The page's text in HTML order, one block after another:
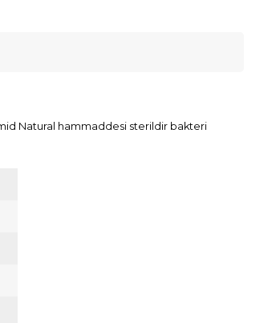
Natural hammaddesi sterildir bakteri